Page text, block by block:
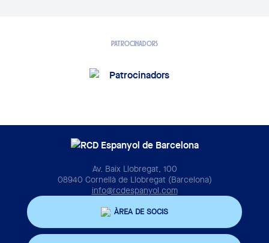
PATROCINADORS
Av. Baix Llobregat, 100
08940 Cornellà de Llobregat (Barcelona)
info@rcdespanyol.com
ÀREA DE SOCIS